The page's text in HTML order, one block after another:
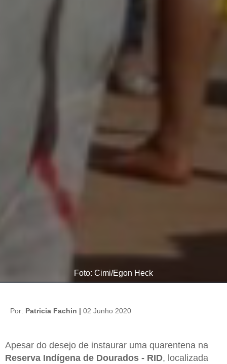
Foto: Cimi/Egon Heck
Por: Patricia Fachin | 02 Junho 2020
Apesar do desejo de instaurar uma quarentena na
Reserva Indígena de Dourados - RID, localizada